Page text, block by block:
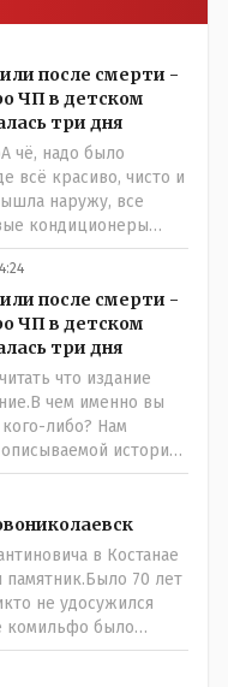
после смерти -
ЧП в детском
три дня
чё, надо было
всё красиво, чисто и
наружу, все
кондиционеры
Или тебе такой
чьей стороне в этой
что кондиционеры
после этого
типа у нас всё
больной был.
после смерти -
ЧП в детском
три дня
что издание
чем именно вы
либо? Нам
истории.
любого читателя.
Но мы будем
информацию. А
новые
в Костанае
памятник.Было 70 лет
не удосужился
комильфо было
При СССР что то
сейчас значит не